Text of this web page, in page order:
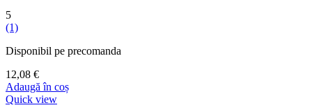
5
(1)
Disponibil pe precomanda
12,08 €
Adaugă în coș
Quick view